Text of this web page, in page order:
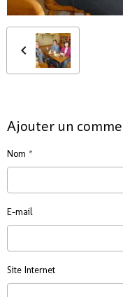
Ajouter un
Nom
E-mail
Site Internet